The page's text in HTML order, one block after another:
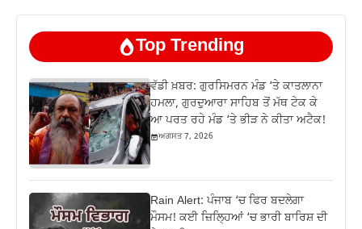
Top Trending
ਵੱਡੀ ਖ਼ਬਰ: ਗੁਰਸਿਮਰਨ ਮੰਡ ‘ਤੇ ਕਾਤਲਾਨਾ
ਹਮਲਾ, ਗੁਰਦੁਆਰਾ ਸਾਹਿਬ ਤੋਂ ਮੱਥ ਟੇਕ ਕੇ
ਆ ਪਰਤ ਰਹੇ ਮੰਡ ‘ਤੇ ਭੀੜ ਨੇ ਕੀਤਾ ਅਟੈਕ!
ਅਗਸਤ 7, 2026
Rain Alert: ਪੰਜਾਬ ‘ਚ ਫਿਰ ਬਦਲੇਗਾ
ਮੌਸਮ! ਕਈ ਜ਼ਿਲ੍ਹਿਆਂ ‘ਚ ਭਾਰੀ ਬਾਰਿਸ਼ ਦੀ